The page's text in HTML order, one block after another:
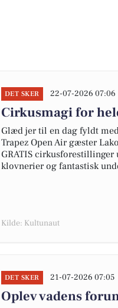
DET SKER 22-07-2026 07:06
Cirkusmagi for
Glæd jer til en dag fyldt
Trapez Open Air gæster
GRATIS cirkusforestillinger
klovnerier og fantastisk
Kilde: Kultunaut
DET SKER 21-07-2026 07:05
Oplev vadens